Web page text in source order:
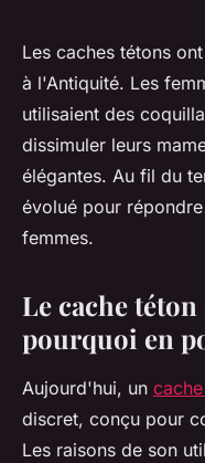
Caches
améliorent
herbert•25 septembre
Les caches tétons
à l'Antiquité. Les
utilisaient des
dissimuler leurs
élégantes. Au fil du
évolué pour
femmes.
Le cache téton
pourquoi en
Aujourd'hui, un
discret, conçu pour
Les raisons de son